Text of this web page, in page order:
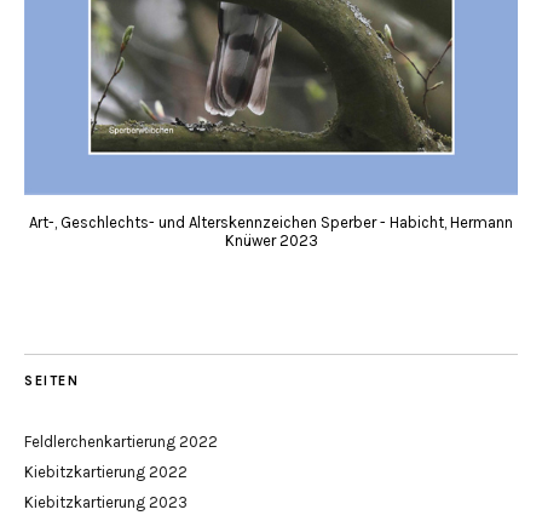
Art-, Geschlechts- und Alterskennzeichen Sperber - Habicht, Hermann
Knüwer 2023
SEITEN
Feldlerchenkartierung 2022
Kiebitzkartierung 2022
Kiebitzkartierung 2023